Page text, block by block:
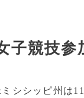
子競技参
ミシシッピ州は